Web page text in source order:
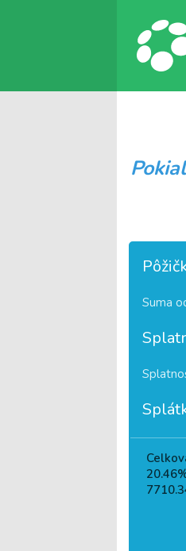
P
Suma
20.46